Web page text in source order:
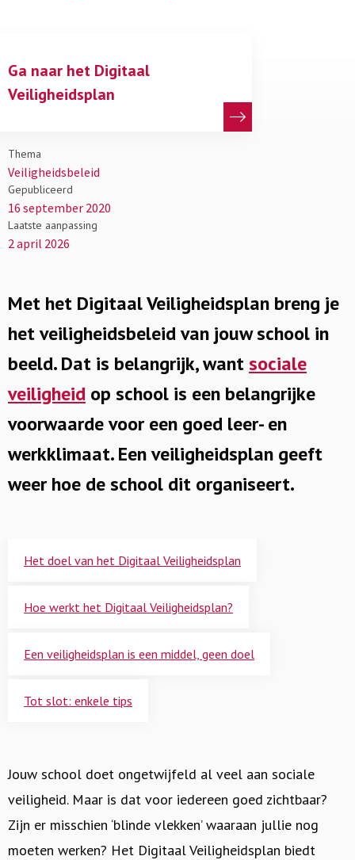
Ga naar het Digitaal
Veiligheidsplan
Thema
Veiligheidsbeleid
Gepubliceerd
16 september 2020
Laatste aanpassing
2 april 2026
Met het Digitaal Veiligheidsplan breng je
het veiligheidsbeleid van jouw school in
beeld. Dat is belangrijk, wantsociale
veiligheid op school is een belangrijke
voorwaarde voor een goed leer- en
werkklimaat. Een veiligheidsplan geeft
weer hoe de school dit organiseert.
Het doel van het Digitaal Veiligheidsplan
Hoe werkt het Digitaal Veiligheidsplan?
Een veiligheidsplan is een middel, geen doel
Tot slot: enkele tips
Jouw school doet ongetwijfeld al veel aan sociale
veiligheid. Maar is dat voor iedereen goed zichtbaar?
Zijn er misschien ‘blinde vlekken’ waaraan jullie nog
moeten werken? Het Digitaal Veiligheidsplan biedt